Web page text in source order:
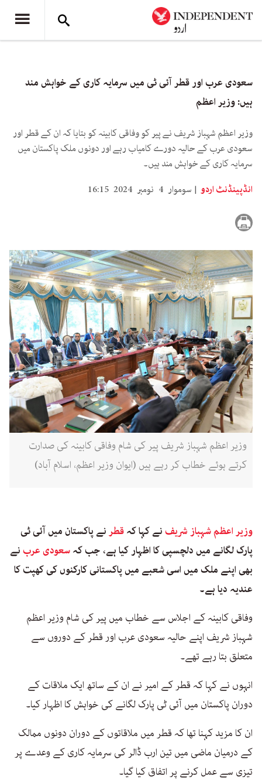
سعودی عرب اور قطر آئی ٹی میں سرمایہ کاری کے خواہش مند
ہیں: وزیر اعظم
وزیر اعظم شہباز شریف نے پیر کو وفاقی کابینہ کو بتایا کہ ان کے قطر اور
سعودی عرب کے حالیہ دورے کامیاب رہے اور دونوں ملک پاکستان میں
سرمایہ کاری کے خواہش مند ہیں۔
انڈپینڈنٹ اردو
سوموار 4 نومبر 2024 16:15
وزیر اعظم شہباز شریف پیر کی شام وفاقی کابینہ کی صدارت
کرتے ہوئے خطاب کر رہے ہیں (ایوان وزیر اعظم، اسلام آباد)
وزیر اعظمشہباز شریفنے کہا کہقطر نے پاکستان میں آئی ٹی
پارک لگانے میں دلچسپی کا اظہار کیا ہے، جب کہسعودی عربنے
بھی اپنے ملک میں اسی شعبے میں پاکستانی کارکنوں کی کھپت کا
عندیہ دیا ہے۔
وفاقی کابینہ کے اجلاس سے خطاب میں پیر کی شام وزیر اعظم
شہباز شریف اپنے حالیہ سعودی عرب اور قطر کے دوروں سے
متعلق بتا رہے تھے۔
انہوں نے کہا کہ قطر کے امیر نے ان کے ساتھ ایک ملاقات کے
دوران پاکستان میں آئی ٹی پارک لگانے کی خواہش کا اظہار کیا۔
ان کا مزید کہنا تھا کہ قطر میں ملاقاتوں کے دوران دونوں ممالک
کے درمیان ماضی میں تین ارب ڈالر کی سرمایہ کاری کے وعدے پر
تیزی سے عمل کرنے پر اتفاق کیا گیا۔